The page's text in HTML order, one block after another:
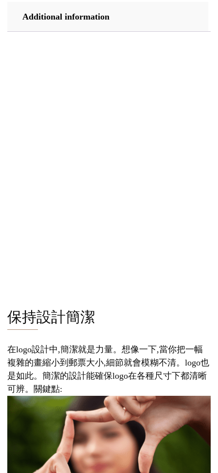
Additional information
保持設計簡潔
在logo設計中,簡潔就是力量。想像一下,當你把一幅
複雜的畫縮小到郵票大小,細節就會模糊不清。logo也
是如此。簡潔的設計能確保logo在各種尺寸下都清晰
可辨。關鍵點: